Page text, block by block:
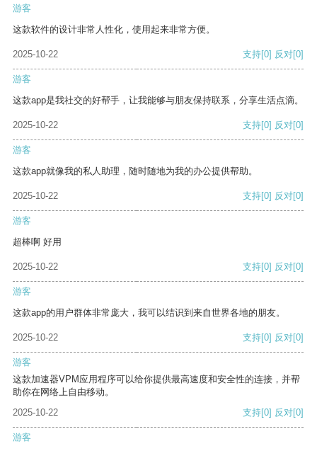
游客
这款软件的设计非常人性化，使用起来非常方便。
2025-10-22 支持[0] 反对[0]
游客
这款app是我社交的好帮手，让我能够与朋友保持联系，分享生活点滴。
2025-10-22 支持[0] 反对[0]
游客
这款app就像我的私人助理，随时随地为我的办公提供帮助。
2025-10-22 支持[0] 反对[0]
游客
超棒啊 好用
2025-10-22 支持[0] 反对[0]
游客
这款app的用户群体非常庞大，我可以结识到来自世界各地的朋友。
2025-10-22 支持[0] 反对[0]
游客
这款加速器VPM应用程序可以给你提供最高速度和安全性的连接，并帮
助你在网络上自由移动。
2025-10-22
支持[0] 反对[0]
游客